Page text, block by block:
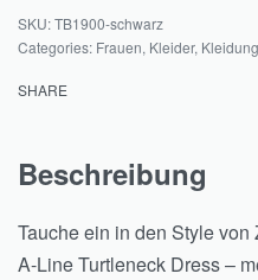
TB1900-schwarz
Categories: Frauen, Kleider, Kleidung
SHARE
Beschreibung
Tauche ein in den Style
A-Line Turtleneck Dress –